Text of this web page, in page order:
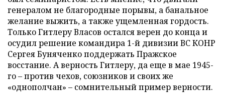
генералом не благородные порывы, а банальное
желание выжить, а также ущемленная гордость.
Только Гитлеру Власов остался верен до конца и
осудил решение командира 1-й дивизии ВС КОНР
Сергея Буняченко поддержать Пражское
восстание. А верность Гитлеру, да еще в мае 1945-
го – против чехов, союзников и своих же
«однополчан» – сомнительный пример верности.